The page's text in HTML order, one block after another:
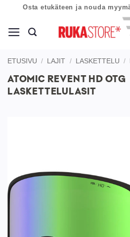
content
Osta etukäteen ja nouda
ETUSIVU / LAJIT / LASKETTELU /
ATOMIC REVENT HD OTG
LASKETTELULASIT